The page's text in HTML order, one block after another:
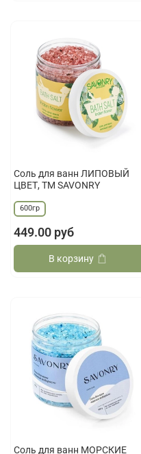
Соль для ванн ЛИПОВЫЙ
ЦВЕТ, ТМ SAVONRY
600гр
449.00 руб
В корзину
Соль для ванн МОРСКИЕ